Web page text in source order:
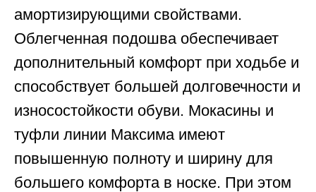
амортизирующими свойствами.
Облегченная подошва обеспечивает
дополнительный комфорт при ходьбе и
способствует большей долговечности и
износостойкости обуви. Мокасины и
туфли линии Максима имеют
повышенную полноту и ширину для
большего комфорта в носке. При этом